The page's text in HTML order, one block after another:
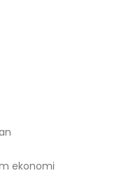
ekonomi